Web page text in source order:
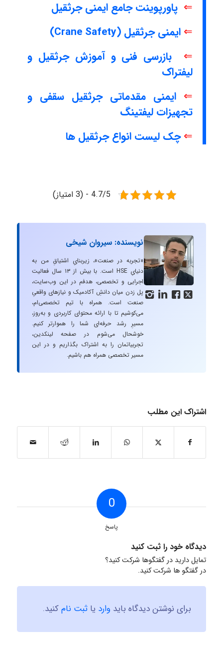
⇐ پاورپوینت جامع ایمنی جرثقیل
⇐ ایمنی جرثقیل (Crane Safety)
⇐
بازرسی فنی و آموزش جرثقیل و
لیفتراک
⇐ ایمنی مقدماتی جرثقیل سقفی و
تجهیزات لیفتینگ
⇐چک لیست انواع جرثقیل ها
4.7/5 - (3 امتیاز)
   
نویسنده: سیروان شیخی
«تجربه در صنعت»، زیربنایِ اشتیاقِ من به
دنیایِ HSE است. با بیش از ۱۳ سال فعالیت
اجرایی و تخصصی، هدفم در این وب‌سایت،
پل زدن میان دانشِ آکادمیک و نیازهای واقعیِ
صنعت است. همراه با تیم تخصصی‌ام،
می‌کوشیم تا با ارائه محتوای کاربردی و به‌روز،
مسیرِ رشد حرفه‌ای شما را هموارتر کنیم.
خوشحال می‌شوم در صفحه لینکدین،
تجربیاتمان را به اشتراک بگذاریم و در این
مسیر تخصصی همراه هم باشیم.
اشتراک این مطلب
0
پاسخ
دیدگاه خود را ثبت کنید
تمایل دارید در گفتگوها شرکت کنید؟
در گفتگو ها شرکت کنید.
برای نوشتن دیدگاه باید وارد یا ثبت نامکنید.